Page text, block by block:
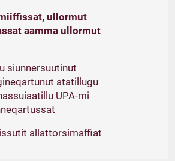
ullormut
aamma ullormut
siunnersuutinut
atatillugu
UPA-mi
allattorsimaffiat